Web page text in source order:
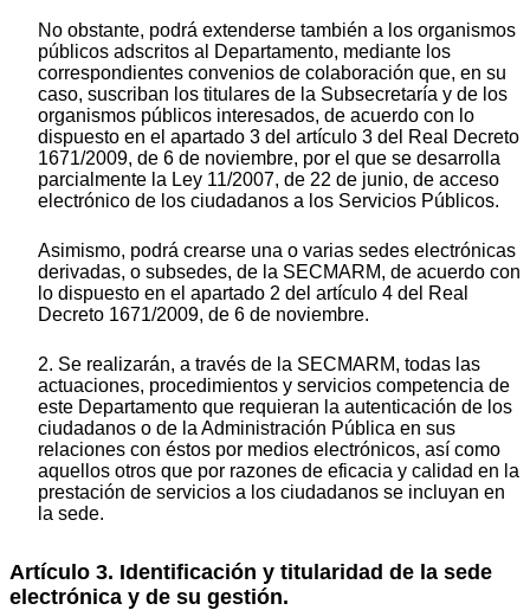
No obstante, podrá extenderse también a los organismos
públicos adscritos al Departamento, mediante los
correspondientes convenios de colaboración que, en su
caso, suscriban los titulares de la Subsecretaría y de los
organismos públicos interesados, de acuerdo con lo
dispuesto en el apartado 3 del artículo 3 del Real Decreto
1671/2009, de 6 de noviembre, por el que se desarrolla
parcialmente la Ley 11/2007, de 22 de junio, de acceso
electrónico de los ciudadanos a los Servicios Públicos.
Asimismo, podrá crearse una o varias sedes electrónicas
derivadas, o subsedes, de la SECMARM, de acuerdo con
lo dispuesto en el apartado 2 del artículo 4 del Real
Decreto 1671/2009, de 6 de noviembre.
2. Se realizarán, a través de la SECMARM, todas las
actuaciones, procedimientos y servicios competencia de
este Departamento que requieran la autenticación de los
ciudadanos o de la Administración Pública en sus
relaciones con éstos por medios electrónicos, así como
aquellos otros que por razones de eficacia y calidad en la
prestación de servicios a los ciudadanos se incluyan en
la sede.
Artículo 3. Identificación y titularidad de la sede
electrónica y de su gestión.